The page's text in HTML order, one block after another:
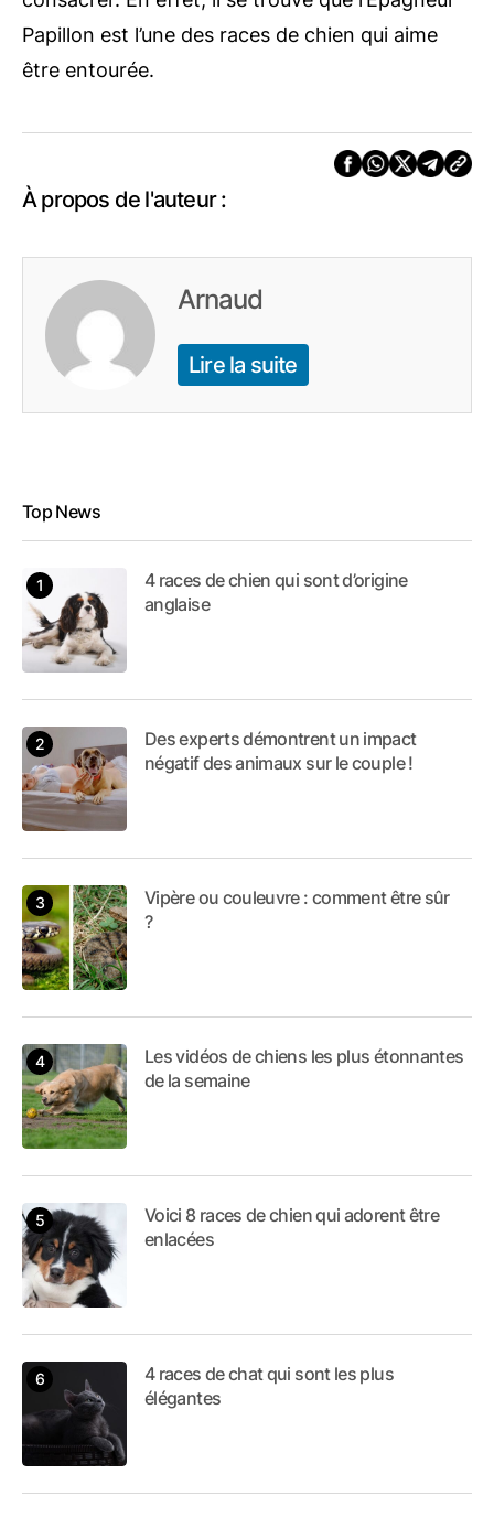
Papillon est l’une des races de chien qui aime
être entourée.
À propos de l'auteur :
Arnaud
Lire la suite
Top News
4 races de chien qui sont d’origine
anglaise
Des experts démontrent un impact
négatif des animaux sur le couple !
Vipère ou couleuvre : comment être sûr
?
Les vidéos de chiens les plus étonnantes
de la semaine
Voici 8 races de chien qui adorent être
enlacées
4 races de chat qui sont les plus
élégantes